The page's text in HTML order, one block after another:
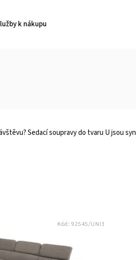
k nákupu
Sedací soupravy do tvaru U jsou
Kód:92545/UNI3